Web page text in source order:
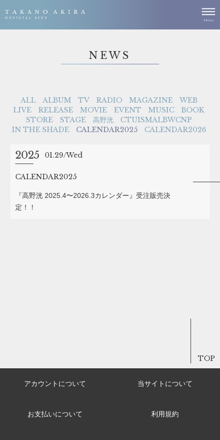
NEWS
ALL ALBUM TV RADIO MAGAZINE
WEB
LIVE
RELEASE MOVIE EVENT MUSIC
BOOK
STORE
STAGE 高野洸
CTUISMALBWCNP
IN THE SHADE
CALENDAR2025 CALENDAR2026
2025 01.29 Wed
CALENDAR2025
『高野洸 2025.4〜2026.3カレンダー』受注販売決
定！！
TOP
アカウントについて 当サイトについて
お支払いについて 利用規約